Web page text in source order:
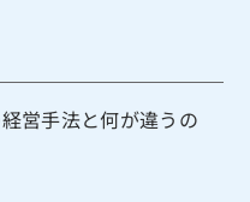
営手法と何が違うの